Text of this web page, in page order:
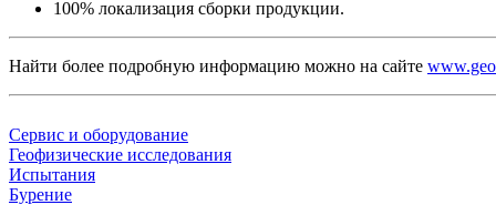
100% локализация сборки продукции.
Найти более подробную информацию можно на сайте
Сервис и оборудование
Геофизические исследования
Испытания
Бурение